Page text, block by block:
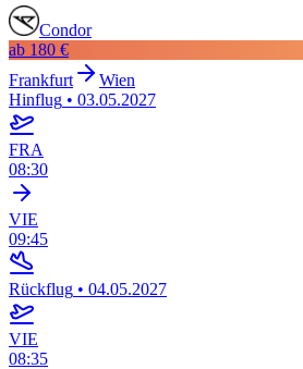
Condor
ab 180 €
Frankfurt
Wien
Hinflug • 03.05.2027
FRA
08:30
VIE
09:45
Rückflug • 04.05.2027
VIE
08:35